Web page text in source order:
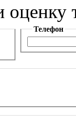
оценку
Телефон